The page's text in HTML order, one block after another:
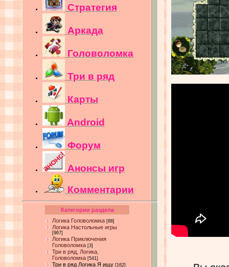
Стратегия
Аркада
Головоломка
Три в ряд
Карты
Android
Форум
Анонсы игр
Комментарии
Категории раздела
Логика Головоломка [88]
Логика Настольные игры
[967]
Логика Приключения
Головоломка [3]
Три в ряд, Логика,
Головоломка [541]
Три в ряд Логика Я ищу [162]